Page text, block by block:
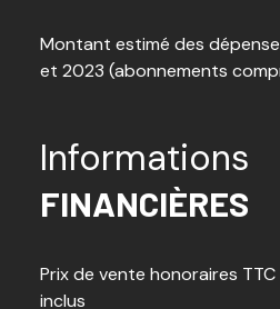
Montant estimé des
et 2023 (abonnements
Informations
FINANCIÈRES
Prix de vente honoraires TTC
inclus